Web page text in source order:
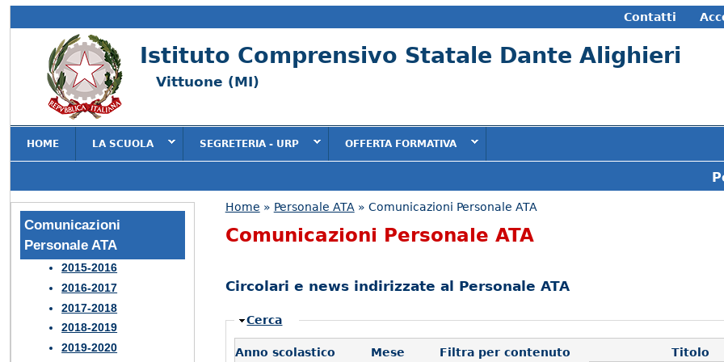
Contatti
Istituto Comprensivo Statale Dante Alighieri
Vittuone (MI)
HOME LA SCUOLA SEGRETERIA - URP OFFERTA FORMATIVA
Tu sei qui
Home » Personale ATA » Comunicazioni Personale ATA
Comunicazioni Personale ATA
Circolari e news indirizzate al Personale ATA
Nascondi
Cerca
Anno scolastico Mese Filtra per contenuto Titolo
Comunicazioni
Personale ATA
2015-2016
2016-2017
2017-2018
2018-2019
2019-2020